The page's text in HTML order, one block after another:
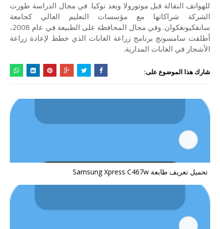
للهواتف النقالة قبل موتورولا وبعد نوكيا. في مجال الدراسة طورت
الشركة شراكاتها مع مؤسسات التعليم العالي كجامعة
سانقكيونغكوان. وفي مجال المحافظة على الطبيعة في عام 2008،
أطلقت سامسونج برنامج زراعة الغابات الذي خطط لإعادة زراعة
الأشجار في الغابات المدارية.
شارك هذا الموضوع على:
تحميل تعريف طابعة Samsung Xpress C467w